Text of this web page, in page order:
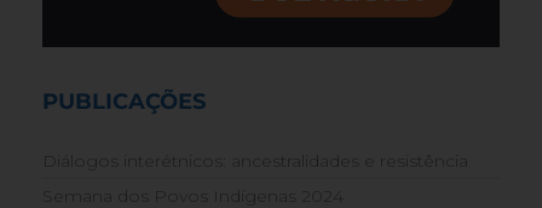
PUBLICAÇÕES
Diálogos interétnicos: ancestralidades e resistência
Semana dos Povos Indígenas 2024